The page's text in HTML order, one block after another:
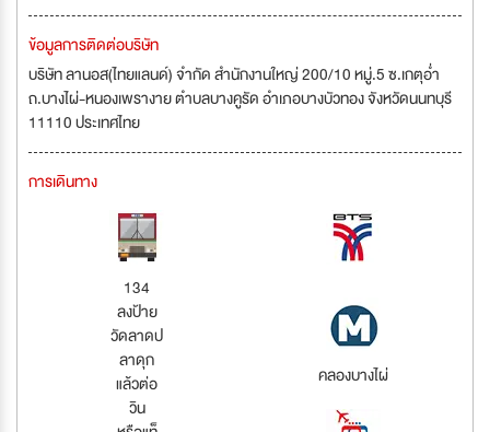
ข้อมูลการติดต่อบริษัท
บริษัท ลานอส(ไทยแลนด์) จำกัด สำนักงานใหญ่ 200/10 หมู่.5 ซ.เกตุอ่ำ
ถ.บางไผ่-หนองเพรางาย ตำบลบางคูรัด อำเภอบางบัวทอง จังหวัดนนทบุรี
11110 ประเทศไทย
การเดินทาง
134
ลงป้าย
วัดลาดป
ลาดุก
แล้วต่อ
วิน
คลองบางไผ่